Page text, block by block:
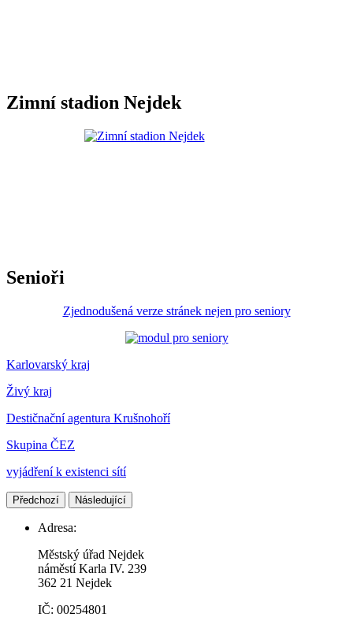
Zimní stadion Nejdek
Senioři
Zjednodušená verze stránek nejen pro seniory
Karlovarský kraj
Živý kraj
Destičnační agentura Krušnohoří
Skupina ČEZ
vyjádření k existenci sítí
Předchozí Následující
Adresa:
Městský úřad Nejdek
náměstí Karla IV. 239​
362 21 Nejdek
IČ: 00254801